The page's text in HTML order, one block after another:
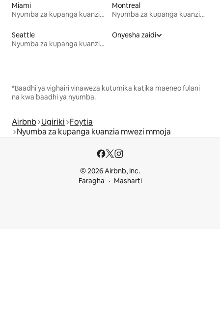
Miami
Nyumba za kupanga kuanzia mwezi mmoja
Montreal
Nyumba za kupanga kuanzia mwezi mmoja
Seattle
Nyumba za kupanga kuanzia mwezi mmoja
Onyesha zaidi
*Baadhi ya vighairi vinaweza kutumika katika maeneo fulani
na kwa baadhi ya nyumba.
Airbnb Ugiriki Foytia
Nyumba za kupanga kuanzia mwezi mmoja
© 2026 Airbnb, Inc.
Faragha
Masharti